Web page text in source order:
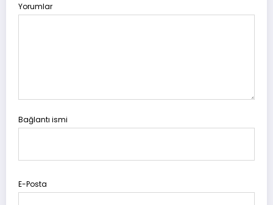
Yorumlar
Bağlantı ismi
E-Posta